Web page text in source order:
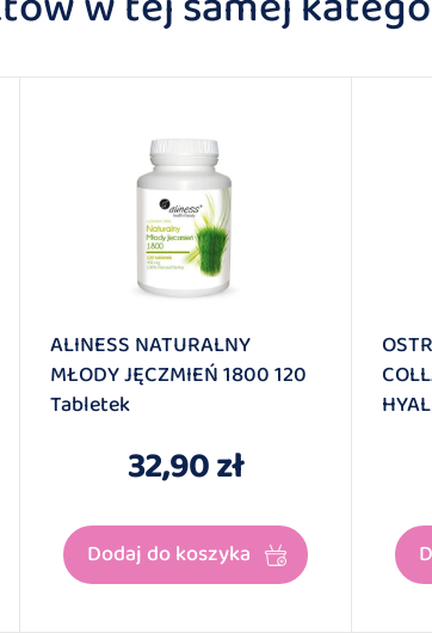
ALINESS NATURALNY
MŁODY JĘCZMIEŃ 1800 120
Tabletek
32,90 zł
Dodaj do koszyka